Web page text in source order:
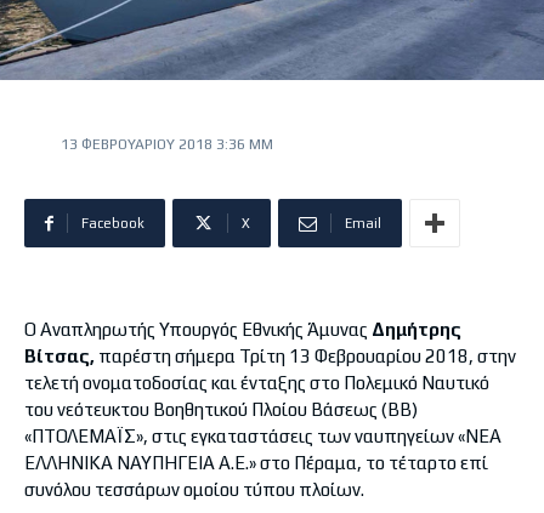
13 ΦΕΒΡΟΥΑΡΊΟΥ 2018 3:36 ΜΜ
Facebook X Email
Ο Αναπληρωτής Υπουργός Εθνικής Άμυνας Δημήτρης
Βίτσας, παρέστη σήμερα Τρίτη 13 Φεβρουαρίου 2018, στην
τελετή ονοματοδοσίας και ένταξης στο Πολεμικό Ναυτικό
του νεότευκτου Βοηθητικού Πλοίου Βάσεως (ΒΒ)
«ΠΤΟΛΕΜΑΪΣ», στις εγκαταστάσεις των ναυπηγείων «ΝΕΑ
ΕΛΛΗΝΙΚΑ ΝΑΥΠΗΓΕΙΑ Α.Ε.» στο Πέραμα, το τέταρτο επί
συνόλου τεσσάρων ομοίου τύπου πλοίων.